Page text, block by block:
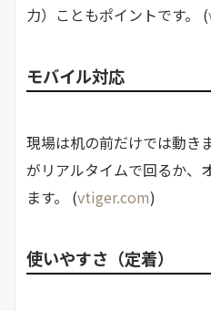
力）こともポイントです。 (
モバイル対応
現場は机の前だけでは動き
がリアルタイムで回るか、
ます。 (vtiger.com)
使いやすさ（定着）